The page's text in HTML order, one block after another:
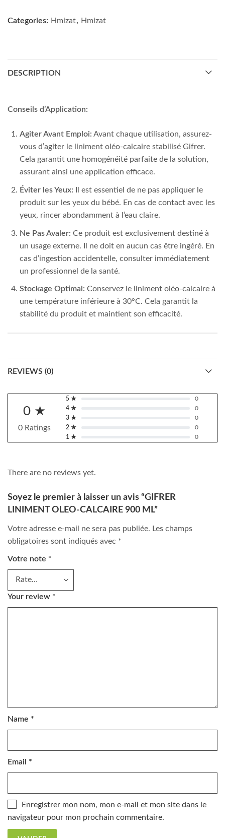
Categories: Hmizat, Hmizat
DESCRIPTION
Conseils d’Application:
Agiter Avant Emploi: Avant chaque utilisation, assurez-
vous d’agiter le liniment oléo-calcaire stabilisé Gifrer.
Cela garantit une homogénéité parfaite de la solution,
assurant ainsi une application efficace.
Éviter les Yeux: Il est essentiel de ne pas appliquer le
produit sur les yeux du bébé. En cas de contact avec les
yeux, rincer abondamment à l’eau claire.
Ne Pas Avaler: Ce produit est exclusivement destiné à
un usage externe. Il ne doit en aucun cas être ingéré. En
cas d’ingestion accidentelle, consulter immédiatement
un professionnel de la santé.
Stockage Optimal: Conservez le liniment oléo-calcaire à
une température inférieure à 30°C. Cela garantit la
stabilité du produit et maintient son efficacité.
REVIEWS (0)
0 ★
0 Ratings
5 ★
0
4 ★
0
3 ★
0
2 ★
0
1 ★
0
There are no reviews yet.
Soyez le premier à laisser un avis “GIFRER
LINIMENT OLEO-CALCAIRE 900 ML”
Votre adresse e-mail ne sera pas publiée. Les champs
obligatoires sont indiqués avec *
Votre note *
Your review *
Name *
Email *
Enregistrer mon nom, mon e-mail et mon site dans le
navigateur pour mon prochain commentaire.